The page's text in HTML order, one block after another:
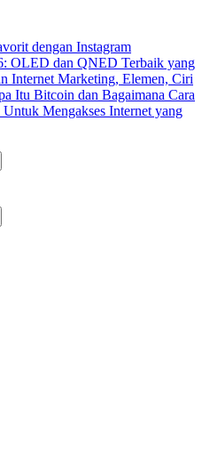
dengan Instagram
OLED dan QNED Terbaik yang
Internet Marketing, Elemen, Ciri
Itu Bitcoin dan Bagaimana Cara
Mengakses Internet yang